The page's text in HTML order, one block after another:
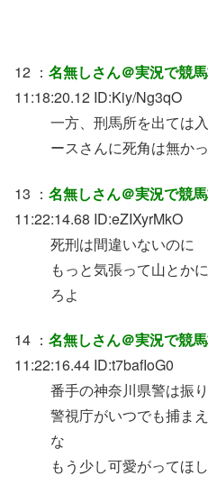
12 ： 名無しさん＠実況で競
11:18:20.12 ID:Kiy/Ng3qO
一方、刑馬所を出ては
ースさんに死角は無か
13 ： 名無しさん＠実況で競
11:22:14.68 ID:eZIXyrMkO
死刑は間違いないのに
もっと気張って山とか
ろよ
14 ： 名無しさん＠実況で競
11:22:16.44 ID:t7bafIoG0
番手の神奈川県警は振
警視庁がいつでも捕ま
な
もう少し可愛がってほ